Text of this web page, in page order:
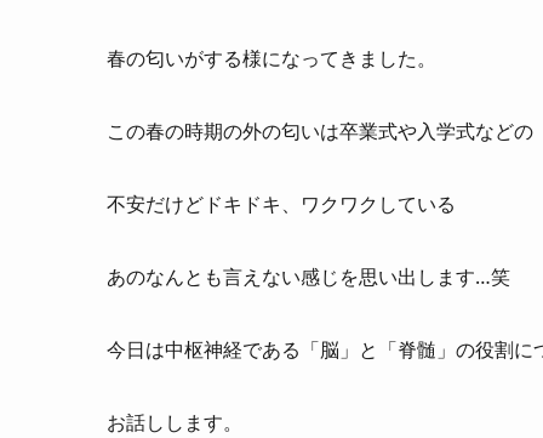
春の匂いがする様になってきました。
この春の時期の外の匂いは卒業式や入学式などの
不安だけどドキドキ、ワクワクしている
あのなんとも言えない感じを思い出します…笑
今日は中枢神経である「脳」と「脊髄」の役割に
お話しします。